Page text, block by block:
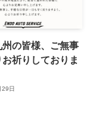
の皆様、ご無事
祈りしておりま
日